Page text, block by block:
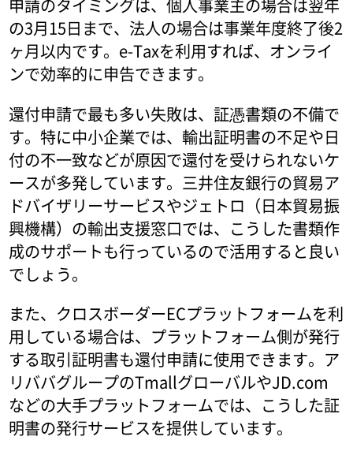
申請のタイミングは、個人事業主の場合は翌年
の3月15日まで、法人の場合は事業年度終了後2
ヶ月以内です。e-Taxを利用すれば、オンライ
ンで効率的に申告できます。
還付申請で最も多い失敗は、証憑書類の不備で
す。特に中小企業では、輸出証明書の不足や日
付の不一致などが原因で還付を受けられないケ
ースが多発しています。三井住友銀行の貿易ア
ドバイザリーサービスやジェトロ（日本貿易振
興機構）の輸出支援窓口では、こうした書類作
成のサポートも行っているので活用すると良い
でしょう。
また、クロスボーダーECプラットフォームを利
用している場合は、プラットフォーム側が発行
する取引証明書も還付申請に使用できます。ア
リババグループのTmallグローバルやJD.com
などの大手プラットフォームでは、こうした証
明書の発行サービスを提供しています。